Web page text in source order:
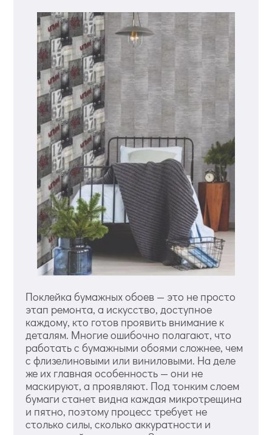
Поклейка бумажных обоев — это не просто
этап ремонта, а искусство, доступное
каждому, кто готов проявить внимание к
деталям. Многие ошибочно полагают, что
работать с бумажными обоями сложнее, чем
с флизелиновыми или виниловыми. На деле
же их главная особенность — они не
маскируют, а проявляют. Под тонким слоем
бумаги станет видна каждая микротрещина
и пятно, поэтому процесс требует не
столько силы, сколько аккуратности и